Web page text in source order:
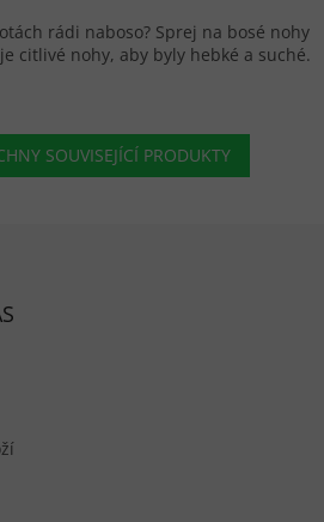
rádi naboso? Sprej na bosé nohy
citlivé nohy, aby byly hebké a suché.
SOUVISEJÍCÍ PRODUKTY